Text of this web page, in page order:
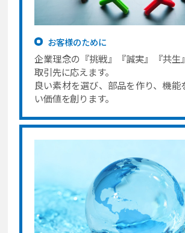
お客様のために
企業理念の『挑戦』『誠実』『共生
取引先に応えます。
良い素材を選び、部品を作り、機能
い価値を創ります。